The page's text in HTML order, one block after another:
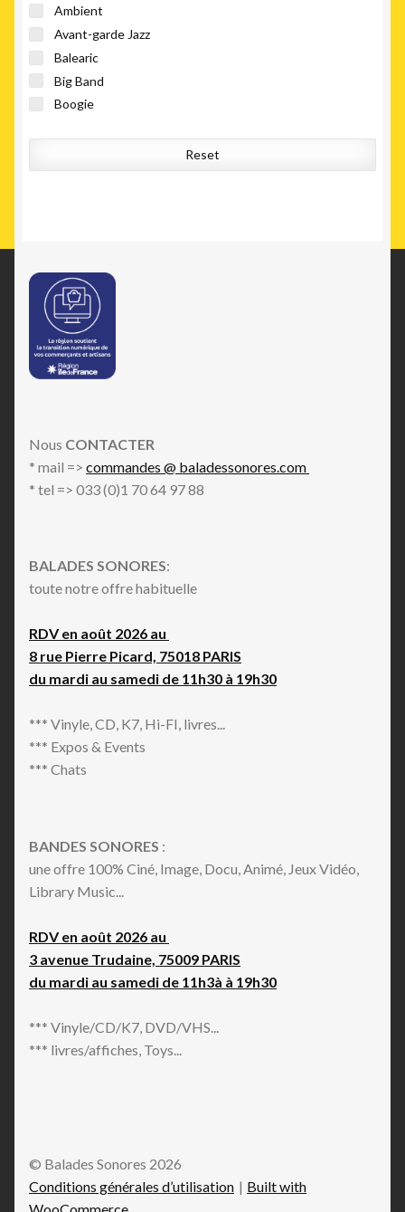
Ambient
Avant-garde Jazz
Balearic
Big Band
Boogie
Chanson
Deep House
Disco
Downtempo
Dub
EBM
Experimental
Field Recording
Free Improvisation
Free Jazz
Funk
Fusion
G-Funk
Highlife
Hip Hop
Industrial
Italo House
Italo-Disco
Jazz-Rock
Krautrock
Kwaito
Leftfield
New Age
Reset
Nous CONTACTER
* mail => commandes @ baladessonores.com
* tel => 033 (0)1 70 64 97 88
BALADES SONORES:
toute notre offre habituelle
RDV en août 2026 au
8 rue Pierre Picard, 75018 PARIS
du mardi au samedi de 11h30 à 19h30
*** Vinyle, CD, K7, Hi-FI, livres...
*** Expos & Events
*** Chats
BANDES SONORES :
une offre 100% Ciné, Image, Docu, Animé, Jeux Vidéo,
Library Music...
RDV en août 2026 au
3 avenue Trudaine, 75009 PARIS
du mardi au samedi de 11h3à à 19h30
*** Vinyle/CD/K7, DVD/VHS...
*** livres/affiches, Toys...
© Balades Sonores 2026
Conditions générales d’utilisation
Built with